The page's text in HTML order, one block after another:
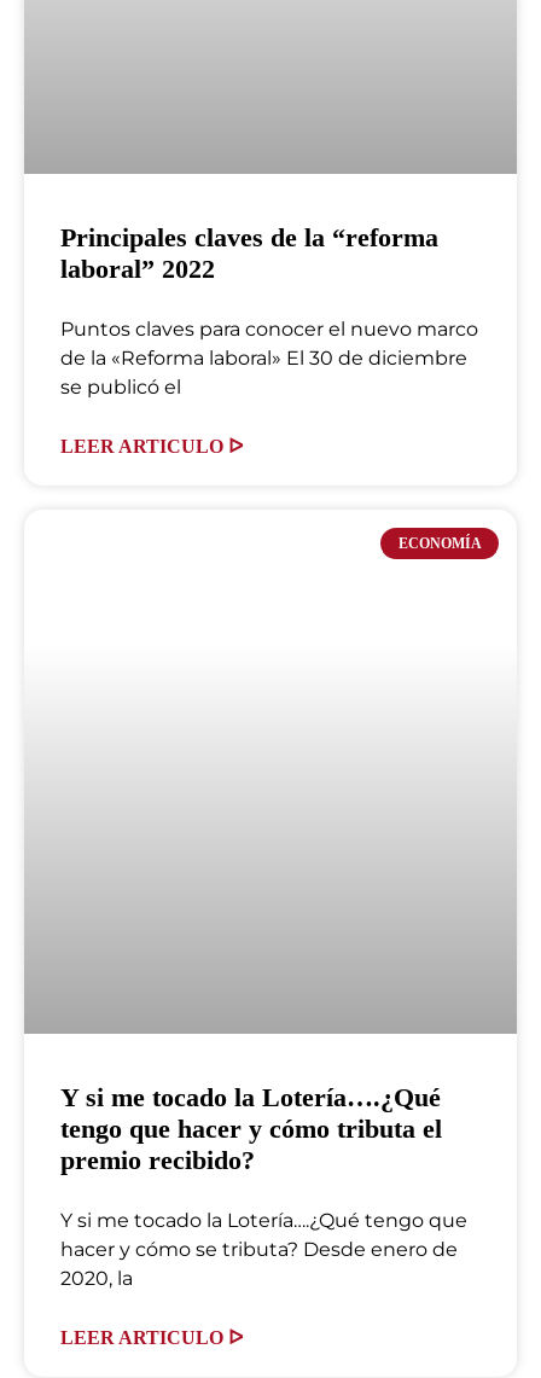
Principales claves de la “reforma
laboral” 2022
Puntos claves para conocer el nuevo marco
de la «Reforma laboral» El 30 de diciembre
se publicó el
LEER ARTICULO ᐅ
ECONOMÍA
Y si me tocado la Lotería….¿Qué
tengo que hacer y cómo tributa el
premio recibido?
Y si me tocado la Lotería….¿Qué tengo que
hacer y cómo se tributa? Desde enero de
2020, la
LEER ARTICULO ᐅ